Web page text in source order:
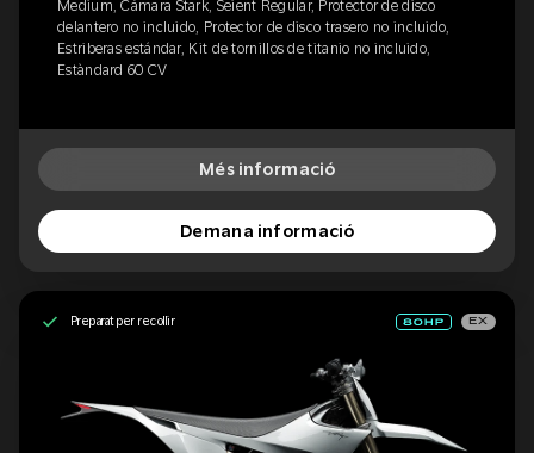
Medium, Cámara Stark, Seient Regular, Protector de disco
delantero no incluido, Protector de disco trasero no incluido,
Estriberas estándar, Kit de tornillos de titanio no incluido,
Estàndard 60 CV
Més informació
Demana informació
Preparat per recollir EX